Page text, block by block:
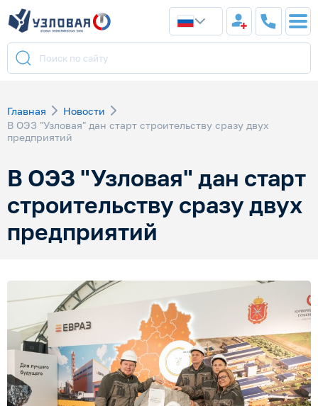
Главная
Новости
В ОЭЗ "Узловая" дан старт строительству сразу двух
предприятий
В ОЭЗ "Узловая" дан старт
строительству сразу двух
предприятий